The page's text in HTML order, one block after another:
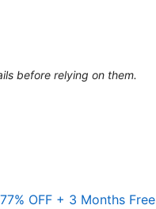
before relying on them.
OFF + 3 Months Free